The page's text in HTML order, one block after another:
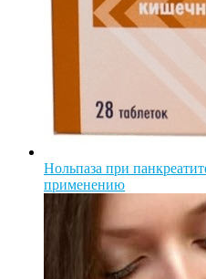
Нольпаза при
применению